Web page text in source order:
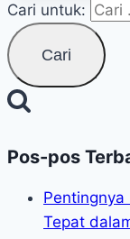
Cari untuk:
Pos-pos
Pentingnya
Tepat